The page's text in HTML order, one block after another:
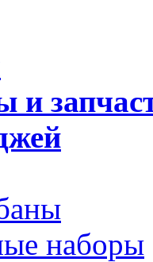
и
наборы